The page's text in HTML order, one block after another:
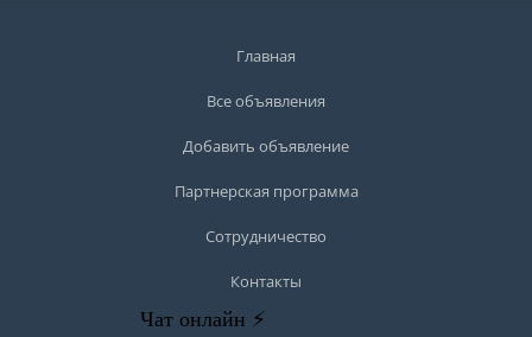
Главная
Все объявления
Добавить объявление
Партнерская программа
Сотрудничество
Контакты